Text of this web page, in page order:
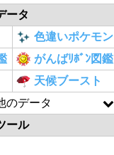
ータ
色違いポケモン
がんばﾘﾎﾞﾝ図鑑
天候ブースト
のデータ
ール